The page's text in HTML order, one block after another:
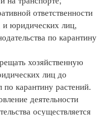
ответственности
юридических лиц,
по карантину
хозяйственную
лиц до
карантину растений.
деятельности
осуществляется